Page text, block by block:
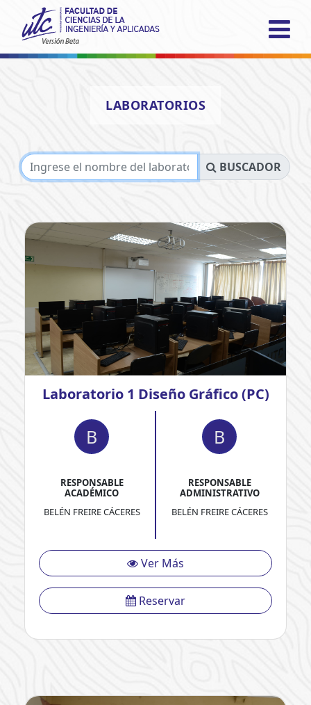
FACULTAD
INVESTIGACIÓN
VINCULACIÓN
LABORATORIOS
LABORATORIOS
BUSCADOR
Laboratorio 1 Diseño Gráfico (PC)
B
RESPONSABLE
ACADÉMICO
BELÉN FREIRE CÁCERES
B
RESPONSABLE
ADMINISTRATIVO
BELÉN FREIRE CÁCERES
Ver Más
Reservar